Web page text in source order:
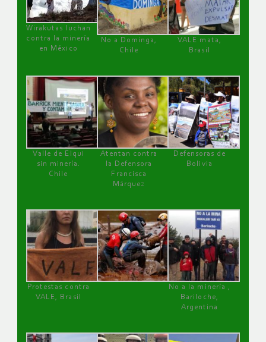
Wirakutas luchan
contra la minería
en México
No a Dominga,
Chile
VALE mata,
Brasil
Valle de Elqui
sin minería.
Chile
Atentan contra
la Defensora
Francisca
Márquez
Defensoras de
Bolivia
Protestas contra
VALE, Brasil
No a la minería ,
Bariloche,
Argentina